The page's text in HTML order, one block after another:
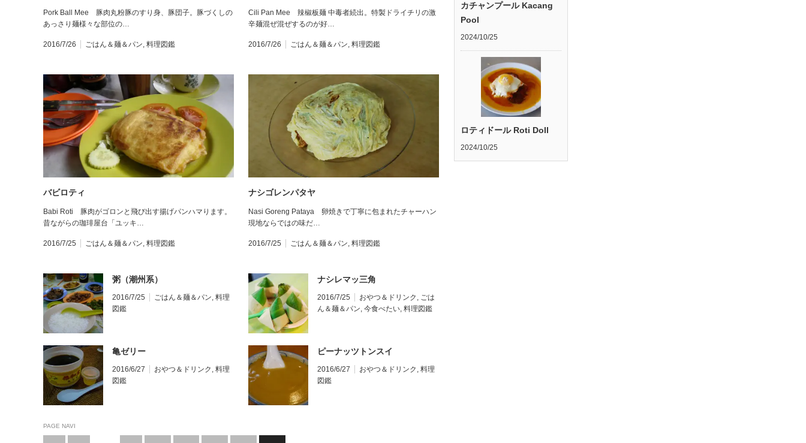
Pork Ball Mee 豚肉丸粉豚のすり身、豚団子。豚づくしの
あっさり麺様々な部位の…
2016/7/26 ごはん＆麺＆パン, 料理図鑑
Cili Pan Mee 辣椒板麺 中毒者続出。特製ドライチリの激
辛麺混ぜ混ぜするのが好…
2016/7/26 ごはん＆麺＆パン, 料理図鑑
バビロティ
Babi Roti 豚肉がゴロンと飛び出す揚げパンハマります。
昔ながらの珈琲屋台「ユッキ…
2016/7/25 ごはん＆麺＆パン, 料理図鑑
ナシゴレンパタヤ
Nasi Goreng Pataya 卵焼きで丁寧に包まれたチャーハン
現地ならではの味だ…
2016/7/25 ごはん＆麺＆パン, 料理図鑑
粥（潮州系）
2016/7/25 ごはん＆麺＆パン, 料理
図鑑
ナシレマッ三角
2016/7/25 おやつ＆ドリンク , ごは
ん＆麺＆パン, 今食べたい, 料理図鑑
亀ゼリー
2016/6/27 おやつ＆ドリンク , 料理
図鑑
ピーナッツトンスイ
2016/6/27 おやつ＆ドリンク , 料理
図鑑
PAGE NAVI
カチャンプール Kacang
Pool
2024/10/25
ロティドール Roti Doll
2024/10/25